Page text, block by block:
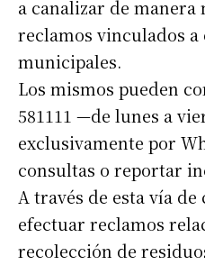
a canalizar de
reclamos vinculados
municipales.
Los mismos pueden
581111 —de lunes a
exclusivamente por
consultas o reportar
A través de esta vía
efectuar reclamos
recolección de